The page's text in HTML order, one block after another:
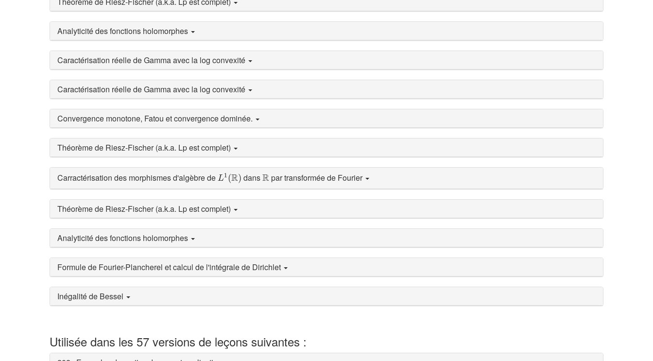
Analyticité des fonctions holomorphes
Caractérisation réelle de Gamma avec la log convexité
Caractérisation réelle de Gamma avec la log convexité
Convergence monotone, Fatou et convergence dominée.
Théorème de Riesz-Fischer (a.k.a. Lp est complet)
Carractérisation des morphismes d'algèbre de L1(R)
L1 (R) dansR
R par transformée de Fourier
Théorème de Riesz-Fischer (a.k.a. Lp est complet)
Analyticité des fonctions holomorphes
Formule de Fourier-Plancherel et calcul de l'intégrale de Dirichlet
Inégalité de Bessel
Utilisée dans les 57 versions de leçons suivantes :